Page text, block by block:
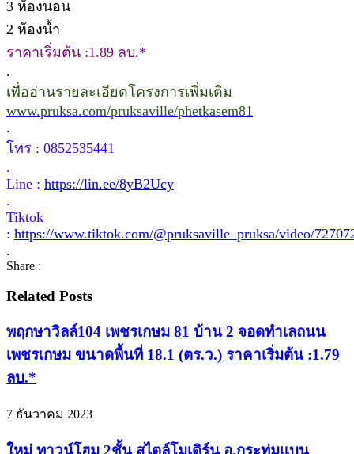
3 ห้องนอน
2 ห้องน้ำ
ราคาเริ่มต้น :1.89 ลบ.*
.
เพื่ออ่านรายละเอียดโครงการเพิ่มเติม
www.pruksa.com/pruksaville/phetkasem81
.
โทร : 0852535441
.
Line : https://lin.ee/8yB2Ucy
.
Tiktok
: https://www.tiktok.com/@pruksaville_pruksa/video/
.
Share :
Related Posts
พฤกษาวิลล์104 เพชรเกษม 81 บ้าน 2 จอดทำเลถนน
เพชรเกษม ขนาดพื้นที่ 18.1 (ตร.ว.) ราคาเริ่มต้น :1.79
ลบ.*
7 ธันวาคม 2023
ใหม่ ทาวน์โฮม 2ชั้น สไตล์โมเดิร์น อ.กระทุ่มแบน